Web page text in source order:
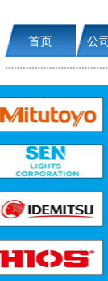
首页 公